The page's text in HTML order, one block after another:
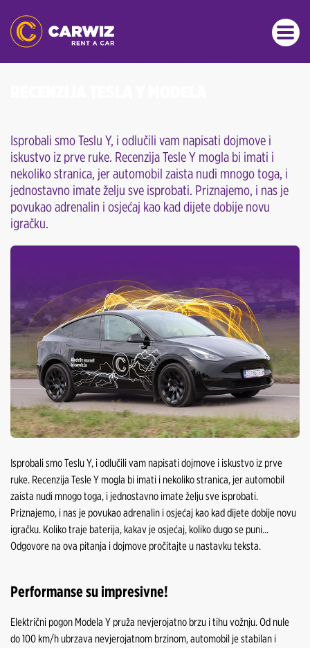
Isprobali smo Teslu Y, i odlučili vam napisati dojmove i
iskustvo iz prve ruke. Recenzija Tesle Y mogla bi imati i
nekoliko stranica, jer automobil zaista nudi mnogo toga, i
jednostavno imate želju sve isprobati. Priznajemo, i nas je
povukao adrenalin i osjećaj kao kad dijete dobije novu
igračku.
Isprobali smo Teslu Y, i odlučili vam napisati dojmove i iskustvo iz prve
ruke. Recenzija Tesle Y mogla bi imati i nekoliko stranica, jer automobil
zaista nudi mnogo toga, i jednostavno imate želju sve isprobati.
Priznajemo, i nas je povukao adrenalin i osjećaj kao kad dijete dobije novu
igračku. Koliko traje baterija, kakav je osjećaj, koliko dugo se puni...
Odgovore na ova pitanja i dojmove pročitajte u nastavku teksta.
Performanse su impresivne!
Električni pogon Modela Y pruža nevjerojatno brzu i tihu vožnju. Od nule
do 100 km/h ubrzava nevjerojatnom brzinom, automobil je stabilan i